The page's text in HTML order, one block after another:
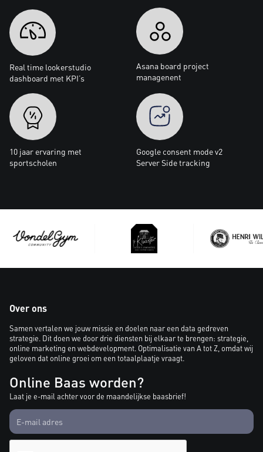
Real time lookerstudio
dashboard met KPI’s
Asana board project
managenent
10 jaar ervaring met
sportscholen
Google consent mode v2
Server Side tracking
Over ons
Samen vertalen we jouw missie en doelen naar een data gedreven
strategie. Dit doen we door drie diensten bij elkaar te brengen: strategie,
online marketing en webdevelopment. Optimalisatie van A tot Z, omdat wij
geloven dat online groei om een totaalplaatje vraagt.
Online Baas worden?
Laat je e-mail achter voor de maandelijkse baasbrief!